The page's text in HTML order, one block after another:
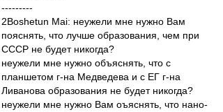
---------
2Boshetun Mai: неужели мне нужно Вам
пояснять, что лучше образования, чем при
СССР не будет никогда?
неужели мне нужно объяснять, что с
планшетом г-на Медведева и с ЕГ г-на
Ливанова образования не будет никогда?
неужели мне нужно Вам оъяснять, что нано-